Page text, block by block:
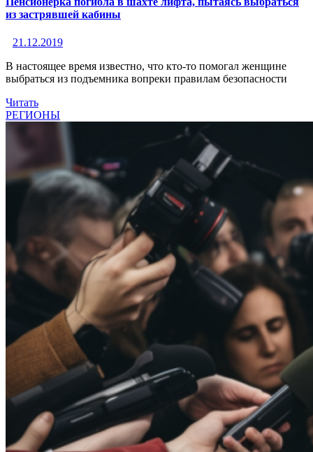
из застрявшей кабины
21.12.2019
В настоящее время известно, что кто-то помогал женщине
выбраться из подъемника вопреки правилам безопасности
Читать
РЕГИОНЫ